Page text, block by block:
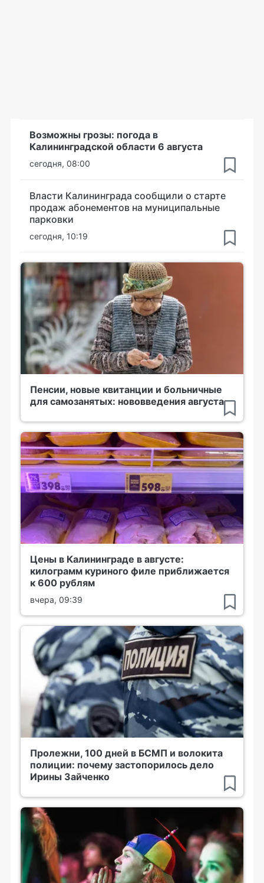
Возможны грозы: погода в
Калининградской области 6 августа
сегодня, 08:00
Власти Калининграда сообщили о старте
продаж абонементов на муниципальные
парковки
сегодня, 10:19
Пенсии, новые квитанции и больничные
для самозанятых: нововведения августа
Цены в Калининграде в августе:
килограмм куриного филе приближается
к 600 рублям
вчера, 09:39
Пролежни, 100 дней в БСМП и волокита
полиции: почему застопорилось дело
Ирины Зайченко